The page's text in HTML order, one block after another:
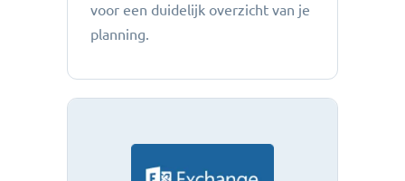
voor een duidelijk overzicht van je
planning.